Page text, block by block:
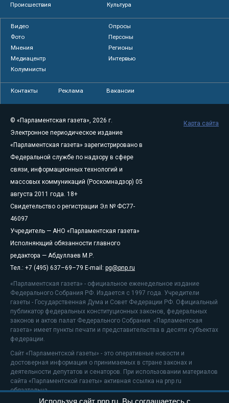
Происшествия
Культура
Видео
Опросы
Фото
Персоны
Мнения
Регионы
Медиацентр
Интервью
Колумнисты
Контакты Реклама Вакансии
© «Парламентская газета», 2026 г.
Электронное периодическое издание
«Парламентская газета» зарегистрировано в
Федеральной службе по надзору в сфере
связи, информационных технологий и
массовых коммуникаций (Роскомнадзор) 05
августа 2011 года. 18+
Свидетельство о регистрации Эл № ФС77-
46097
Учредитель — АНО «Парламентская газета»
Исполняющий обязанности главного
редактора — Абдуллаев М.Р.
Тел.: +7 (495) 637–69–79 E-mail: pg@pnp.ru
«Парламентская газета» - официальное еженедельное издание
Федерального Собрания РФ. Издается с 1997 года. Учредители
газеты - Государственная Дума и Совет Федерации РФ. Официальный
публикатор федеральных конституционных законов, федеральных
законов и актов палат Федерального Собрания. «Парламентская
газета» имеет пункты печати и представительства в десяти субъектах
федерации.
Сайт «Парламентской газеты» - это оперативные новости и
достоверная информация о принимаемых в стране законах и
деятельности депутатов и сенаторов. При использовании материалов
сайта «Парламентской газеты» активная ссылка на pnp.ru
обязательна.
Карта сайта
Используя сайт pnp.ru, Вы соглашаетесь с